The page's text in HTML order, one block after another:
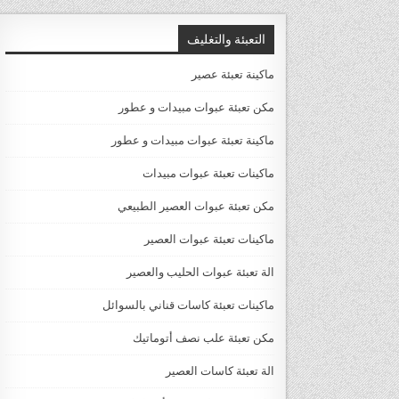
التعبئة والتغليف
ماكينة تعبئة عصير
مكن تعبئة عبوات مبيدات و عطور
ماكينة تعبئة عبوات مبيدات و عطور
ماكينات تعبئة عبوات مبيدات
مكن تعبئة عبوات العصير الطبيعي
ماكينات تعبئة عبوات العصير
الة تعبئة عبوات الحليب والعصير
ماكينات تعبئة كاسات قناني بالسوائل
مكن تعبئة علب نصف أتوماتيك
الة تعبئة كاسات العصير